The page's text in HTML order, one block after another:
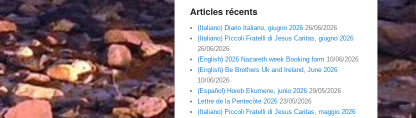
Articles récents
(Italiano) Diario Italiano, giugno 2026 26/06/2026
(Italiano) Piccoli Fratelli di Jesus Caritas, giugno 2026
26/06/2026
(English) 2026 Nazareth week Booking form 10/06/2026
(English) Be Brothers Uk and Ireland, June 2026
10/06/2026
(Español) Horeb Ekumene, junio 2026 29/05/2026
Lettre de la Pentecôte 2026 23/05/2026
(Italiano) Piccoli Fratelli di Jesus Caritas, maggio 2026